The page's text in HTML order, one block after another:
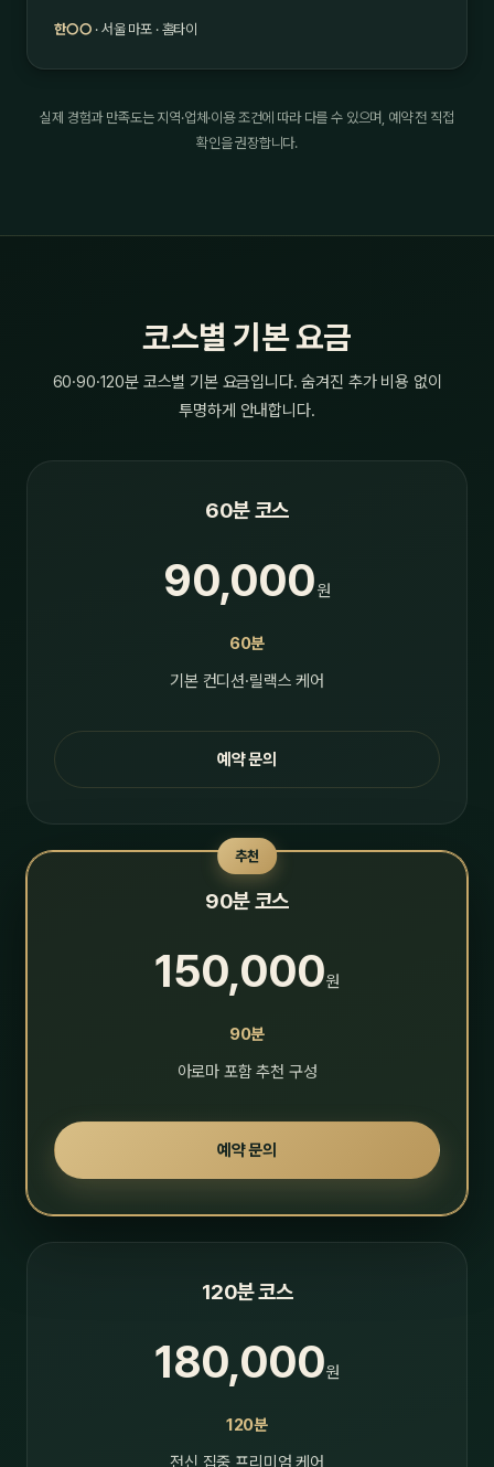
한○○ · 서울 마포 · 홈타이
실제 경험과 만족도는 지역·업체·이용 조건에 따라 다를 수 있으며, 예약 전 직접
확인을 권장합니다.
코스별 기본 요금
60·90·120분 코스별 기본 요금입니다. 숨겨진 추가 비용 없이
투명하게 안내합니다.
60분 코스
90,000원
60분
기본 컨디션·릴랙스 케어
예약 문의
추천
90분 코스
150,000원
90분
아로마 포함 추천 구성
예약 문의
120분 코스
180,000원
120분
전신 집중 프리미엄 케어